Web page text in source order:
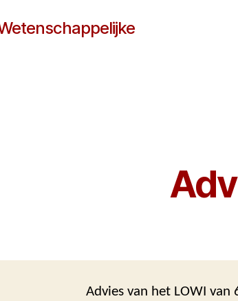
Advies van het LOWI